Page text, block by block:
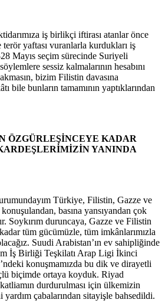
iş birlikçi iftirası atanlar önce
yaftası vuranlarla kurdukları iş
Mayıs seçim sürecinde Suriyeli
sessiz kalmalarının hesabını
bizim Filistin davasına
bile bunların tamamının yaptıklarından
ÖZGÜRLEŞİNCEYE KADAR
YANINDA
Türkiye, Filistin, Gazze ve
basına yansıyandan çok
Soykırım duruncaya, Gazze ve Filistin
tüm gücümüzle, tüm imkânlarımızla
Suudi Arabistan’ın ev sahipliğinde
İş Birliği Teşkilatı Arap Ligi İkinci
konuşmamızda bu dik ve dirayetli
biçimde ortaya koyduk. Riyad
durdurulması için ülkemizin
yardım çabalarından sitayişle bahsedildi.